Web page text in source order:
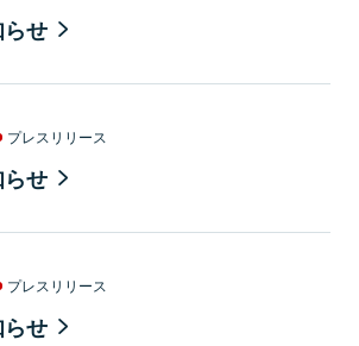
せ
プレスリリース
せ
プレスリリース
せ